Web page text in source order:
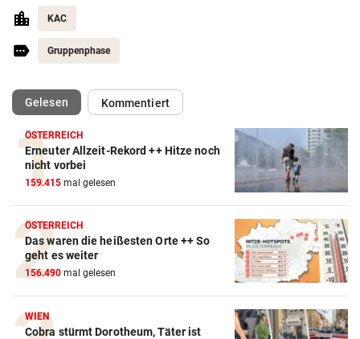
KAC
Gruppenphase
Gelesen(ausgewählt)Kommentiert
ÖSTERREICH
Erneuter Allzeit-Rekord ++ Hitze noch
nicht vorbei
159.415 mal gelesen
ÖSTERREICH
Das waren die heißesten Orte ++ So
geht es weiter
156.490 mal gelesen
WIEN
Cobra stürmt Dorotheum, Täter ist